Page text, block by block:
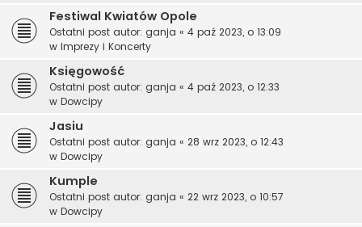
Festiwal Kwiatów Opole
Ostatni post autor: ganja « 4 paź 2023, o 13:09
w Imprezy i Koncerty
Księgowość
Ostatni post autor: ganja « 4 paź 2023, o 12:33
w Dowcipy
Jasiu
Ostatni post autor: ganja « 28 wrz 2023, o 12:43
w Dowcipy
Kumple
Ostatni post autor: ganja « 22 wrz 2023, o 10:57
w Dowcipy